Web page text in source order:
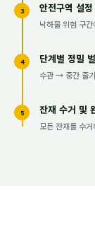
3 안전구역 설
낙하물 위험 구
4 단계별 정밀
수관 → 중간 줄
5 잔재 수거 및
모든 잔재를 수